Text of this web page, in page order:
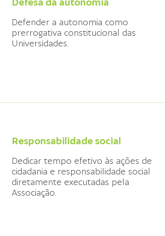
Defesa da autonomia
Defender a autonomia como
prerrogativa constitucional das
Universidades.
Responsabilidade social
Dedicar tempo efetivo às ações de
cidadania e responsabilidade social
diretamente executadas pela
Associação.